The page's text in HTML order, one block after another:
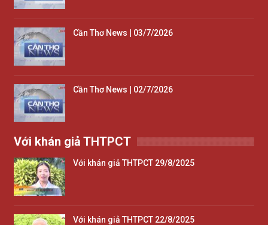
Cần Thơ News | 03/7/2026
Cần Thơ News | 02/7/2026
Với khán giả THTPCT
Với khán giả THTPCT 29/8/2025
Với khán giả THTPCT 22/8/2025